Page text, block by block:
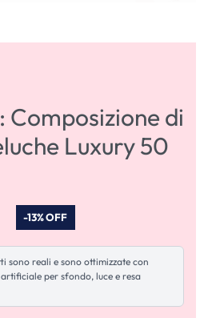
Composizione di
Luxury 50
-13% OFF
sono reali e sono ottimizzate con
per sfondo, luce e resa